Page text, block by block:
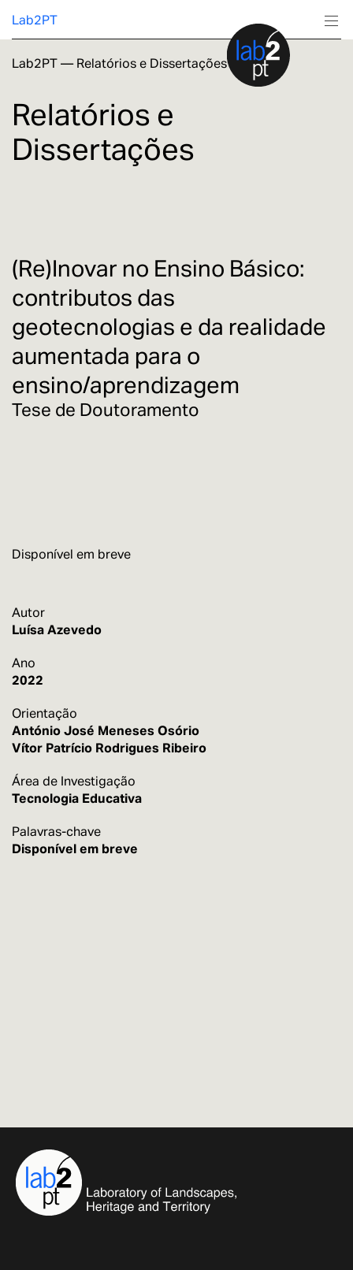
Lab2PT
Investigação
Formação
Lab2PT— Relatórios e Dissertações
Relatórios e
Dissertações
(Re)Inovar no Ensino Básico:
contributos das
geotecnologias e da realidade
aumentada para o
ensino/aprendizagem
Tese de Doutoramento
Disponível em breve
Autor
Luísa Azevedo
Ano
2022
Orientação
António José Meneses Osório
Vítor Patrício Rodrigues Ribeiro
Área de Investigação
Tecnologia Educativa
Palavras-chave
Disponível em breve